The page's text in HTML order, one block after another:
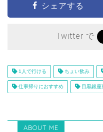
シェアする
Twitter で
1人で行ける ちょい飲み
仕事帰りにおすすめ 目黒銀座
ABOUT ME